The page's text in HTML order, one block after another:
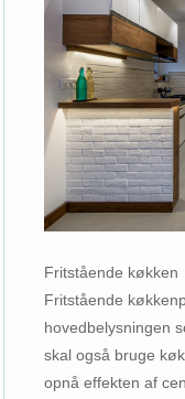
Fritstående køkken
Fritstående
hovedbelysningen
skal også bruge
opnå effekten af